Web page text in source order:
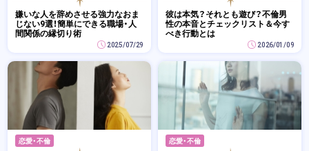
嫌いな人を辞めさせる強力なおま
じない9選！簡単にできる職場・人
間関係の縁切り術
2025/07/29
彼は本気？それとも遊び？不倫男
性の本音とチェックリスト＆今す
べき行動とは
2026/01/09
恋愛・不倫 恋愛・不倫